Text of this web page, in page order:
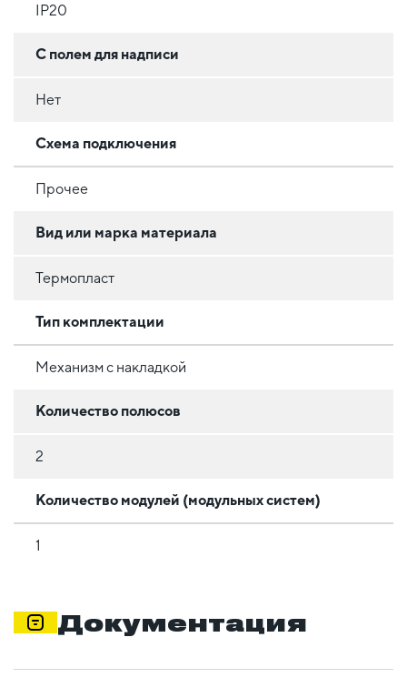
IP20
С полем для надписи
Нет
Схема подключения
Прочее
Вид или марка материала
Термопласт
Тип комплектации
Механизм с накладкой
Количество полюсов
2
Количество модулей (модульных систем)
1
Документация